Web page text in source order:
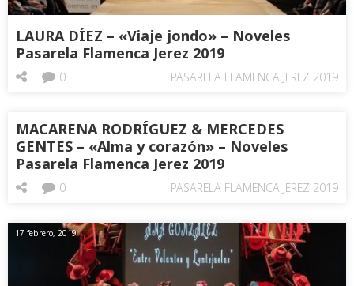
LAURA DÍEZ – «Viaje jondo» – Noveles
Pasarela Flamenca Jerez 2019
PASARELA FLAMENCA JEREZ 2019
0
MACARENA RODRÍGUEZ & MERCEDES
GENTES – «Alma y corazón» – Noveles
Pasarela Flamenca Jerez 2019
PASARELA FLAMENCA JEREZ 2019
0
17 febrero, 2019